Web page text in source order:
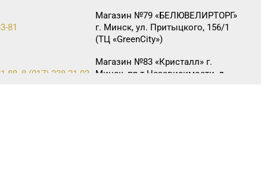
81
Магазин №79 «БЕЛЮВЕЛИРТОРГ»
г. Минск, ул. Притыцкого, 156/1
(ТЦ «GreenCitу»)
88, 8 (017) 238-21-03
Магазин №83 «Кристалл» г.
Минск, пр-т Независимости, д.